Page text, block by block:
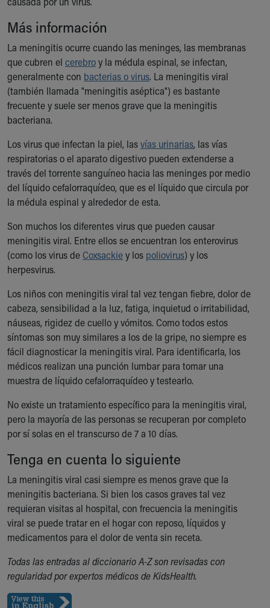
Ronald McDonald House Care Mobile
Health Centers
Symptom Checker
Financial Services
Price Estimates
Family Supports
Sports Health Services Provider for Akron Zips
New Parents
Find a Pediatrics Location
Find a Pediatrician
MyChart
Make an Appointment
Breastfeeding Medicine
Child Passenger Safety
Safe Sleep for Babies
Safe Sleep
About Akron Children's Pediatrics
Who We Are
Building a Brighter Future
Calendar of Events
Community Mission
Connect With Us
Our Culture of Caring
Newsroom
Our Leadership
Quality and Patient Safety
Unity and Engagement
Women's Board
Our History
Cincinnati Children's
Your Visit
MyChart Telehealth Visits
Directions
Doggie Brigade
During Your Visit
Financial Services
Rest Accommodations
Visiting
Department of Public Safety
Más información
La meningitis ocurre cuando las meninges, las membranas
que cubren el cerebroy la médula espinal, se infectan,
generalmente con bacterias o virus. La meningitis viral
(también llamada "meningitis aséptica") es bastante
frecuente y suele ser menos grave que la meningitis
bacteriana.
Los virus que infectan la piel, lasvías urinarias, las vías
respiratorias o el aparato digestivo pueden extenderse a
través del torrente sanguíneo hacia las meninges por medio
del líquido cefalorraquídeo, que es el líquido que circula por
la médula espinal y alrededor de esta.
Son muchos los diferentes virus que pueden causar
meningitis viral. Entre ellos se encuentran los enterovirus
(como los virus de Coxsackiey los poliovirus) y los
herpesvirus.
Los niños con meningitis viral tal vez tengan fiebre, dolor de
cabeza, sensibilidad a la luz, fatiga, inquietud o irritabilidad,
náuseas, rigidez de cuello y vómitos. Como todos estos
síntomas son muy similares a los de la gripe, no siempre es
fácil diagnosticar la meningitis viral. Para identificarla, los
médicos realizan una punción lumbar para tomar una
muestra de líquido cefalorraquídeo y testearlo.
No existe un tratamiento específico para la meningitis viral,
pero la mayoría de las personas se recuperan por completo
por sí solas en el transcurso de 7 a 10 días.
Tenga en cuenta lo siguiente
La meningitis viral casi siempre es menos grave que la
meningitis bacteriana. Si bien los casos graves tal vez
requieran visitas al hospital, con frecuencia la meningitis
viral se puede tratar en el hogar con reposo, líquidos y
medicamentos para el dolor de venta sin receta.
Todas las entradas al diccionario A-Z son revisadas con
regularidad por expertos médicos de KidsHealth.